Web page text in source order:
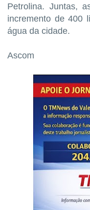
Petrolina. Juntas,
incremento de 400
água da cidade.
Ascom